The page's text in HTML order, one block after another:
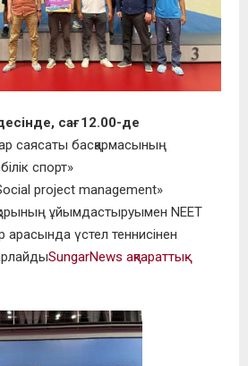
сағ. 12.00-де
саясаты басқармасының
спорт»
project management»
ұйымдастыруымен NEET
үстел теннисінен
SungarNews ақпараттық